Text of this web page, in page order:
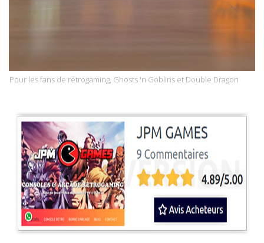
Pour les fans de rétrogaming, Ghosts 'n Goblins et Double Dragon